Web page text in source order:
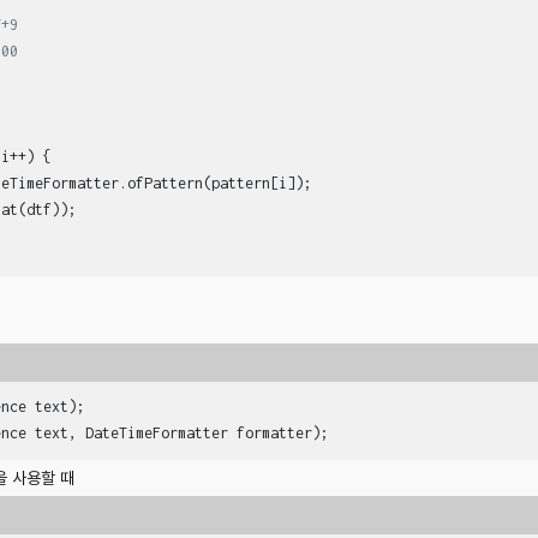
{
text)
text, DateTimeFormatter formatter) ;
사용할 때